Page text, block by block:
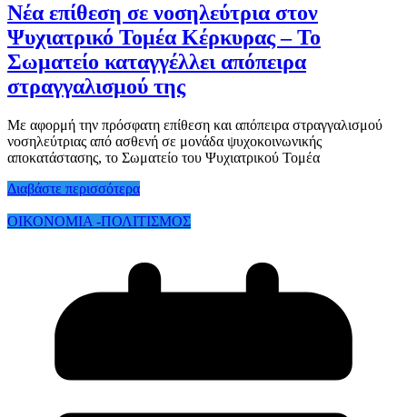
Νέα επίθεση σε νοσηλεύτρια στον
Ψυχιατρικό Τομέα Κέρκυρας – Το
Σωματείο καταγγέλλει απόπειρα
στραγγαλισμού της
Με αφορμή την πρόσφατη επίθεση και απόπειρα στραγγαλισμού
νοσηλεύτριας από ασθενή σε μονάδα ψυχοκοινωνικής
αποκατάστασης, το Σωματείο του Ψυχιατρικού Τομέα
Διαβάστε περισσότερα
ΟΙΚΟΝΟΜΙΑ -ΠΟΛΙΤΙΣΜΟΣ